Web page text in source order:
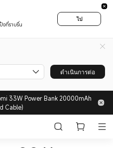
งที่ราบรื่น
ไป
ดำเนินการต่อ
33W Power Bank 20000mAh
Cable)